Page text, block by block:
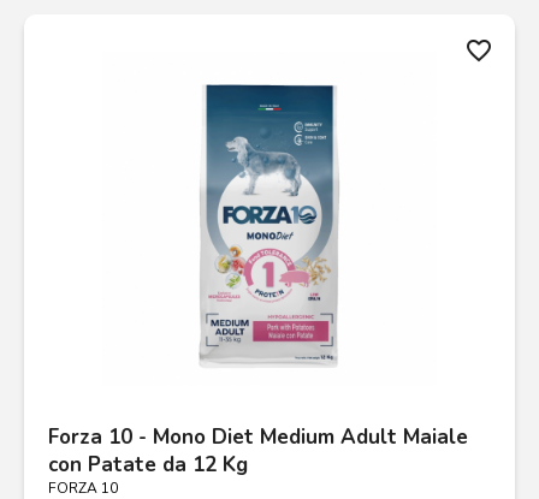
favorite_border
Forza 10 - Mono Diet Medium Adult Maiale
con Patate da 12 Kg
FORZA 10